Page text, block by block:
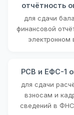
отчётность
для сдачи
финансовой
электронном
РСВ и ЕФС-1
для сдачи
взносам и
сведений в